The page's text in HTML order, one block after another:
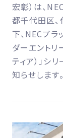
宏彰）は、
都千代田区
下、NECプラ
ダーエント
ティア）」シ
知らせします。